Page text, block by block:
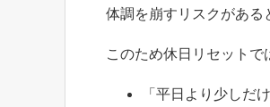
体調を崩すリスクがある
このため休日リセットで
「平日より少しだ